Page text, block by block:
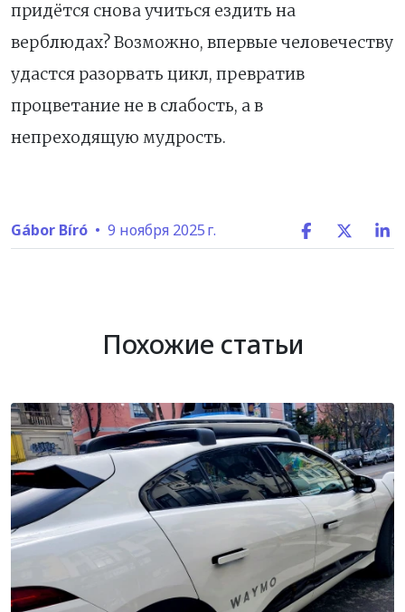
придётся снова учиться ездить на
верблюдах? Возможно, впервые человечеству
удастся разорвать цикл, превратив
процветание не в слабость, а в
непреходящую мудрость.
Gábor Bíró • 9 ноября 2025 г.
Похожие статьи